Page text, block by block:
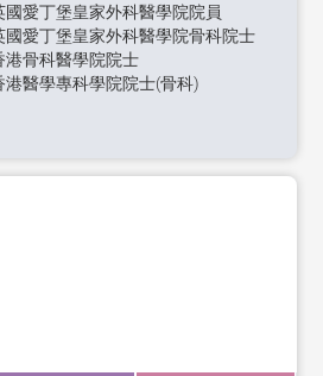
國愛丁堡皇家外科醫學院院員
國愛丁堡皇家外科醫學院骨科院士
港骨科醫學院院士
港醫學專科學院院士(骨科)